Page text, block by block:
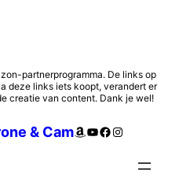
partnerprogramma. De links op
deze links iets koopt, verandert er
creatie van content. Dank je wel!
& CamAmazon
YouTube
Facebook
Instagram